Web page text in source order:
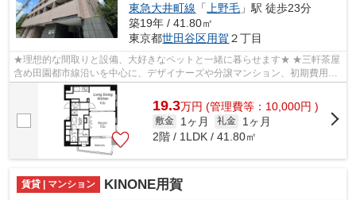
東急大井町線 「 上野毛 」駅 徒歩23分
築19年 / 41.80㎡
東京都世田谷区用賀 ２丁目
★理想的な間取りと設備、大好きなペットと一緒に暮らせます★ ★三軒茶屋
含め田園都市線沿いを中心に、デザイナーズや分譲マンション、初期費用を
抑えた部屋探しはぜひ当社にお任せくだ...
19.3万円 (管理費等：10,000円 )
敷金 1ヶ月 礼金
1ヶ月
2階 / 1LDK / 41.80㎡
賃貸 | マンション KINONE用賀